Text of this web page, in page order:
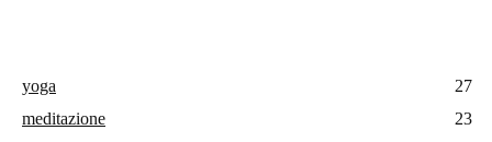
yoga
27
meditazione
23